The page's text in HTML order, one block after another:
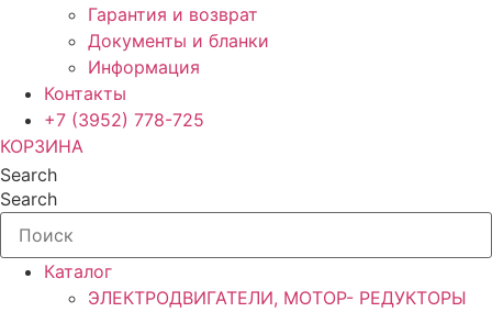
Гарантия и возврат
Документы и бланки
Информация
Контакты
+7 (3952) 778-725
КОРЗИНА
Search
Search
Каталог
ЭЛЕКТРОДВИГАТЕЛИ, МОТОР- РЕДУКТОРЫ